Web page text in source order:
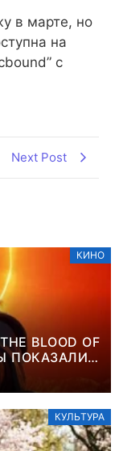
в марте, но
на
с
Next Post
КИНО
BLOOD OF
ПОКАЗАЛИ
CD
КУЛЬТУРА